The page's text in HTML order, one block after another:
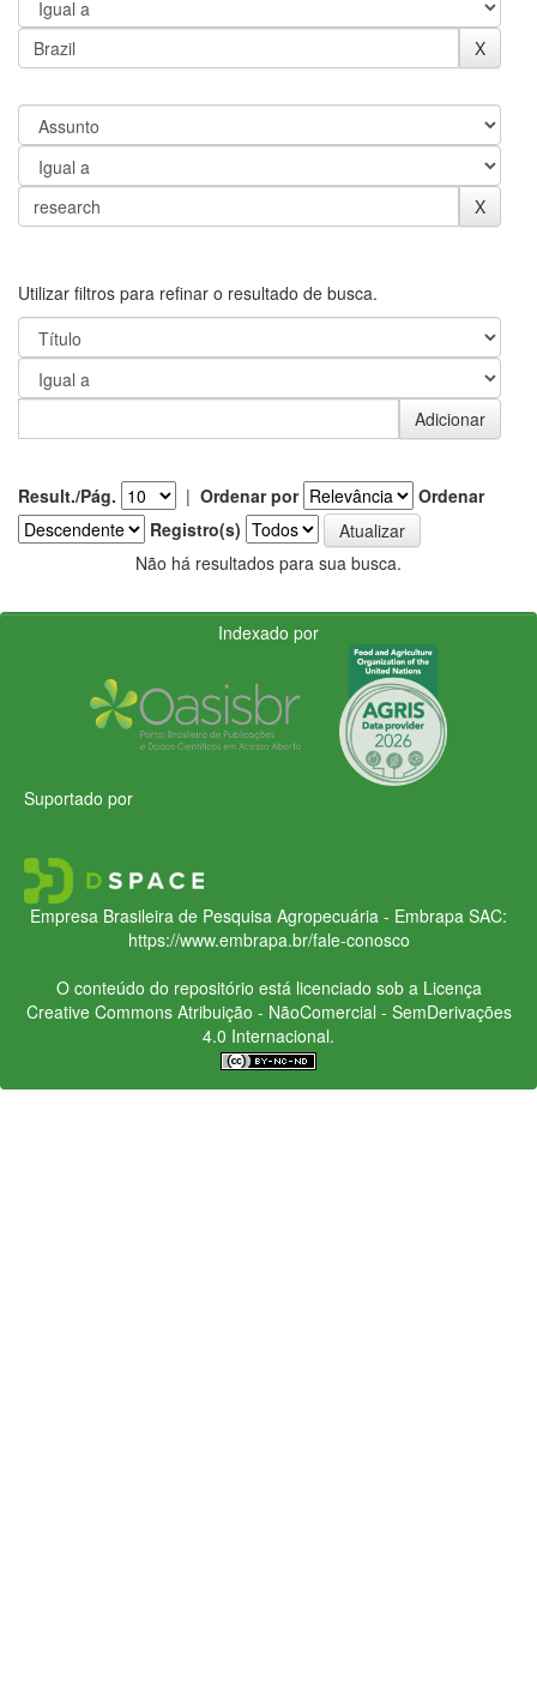
Utilizar filtros para refinar o resultado de busca.
Result./Pág. | Ordenar por
Ordenar
Registro(s)
Não há resultados para sua busca.
Indexado por
Suportado por
Empresa Brasileira de Pesquisa Agropecuária - Embrapa SAC:
https://www.embrapa.br/fale-conosco
O conteúdo do repositório está licenciado sob a Licença
Creative CommonsAtribuição - NãoComercial - SemDerivações
4.0 Internacional.